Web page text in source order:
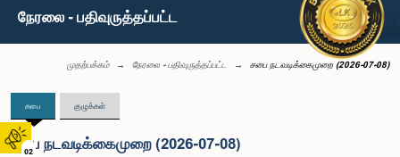
02
நேரலை - பதிவுருத்தப்பட்ட
முதற்பக்கம் நேரலை - பதிவுருத்தப்பட்ட சபை நடவடிக்கைமுறை (2026-07-08)
சபை குழுக்கள்
சபை நடவடிக்கைமுறை (2026-07-08)